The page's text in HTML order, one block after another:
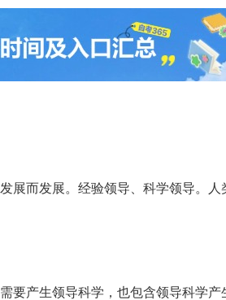
而发展。经验领导、科学领导。人
产生领导科学，也包含领导科学产